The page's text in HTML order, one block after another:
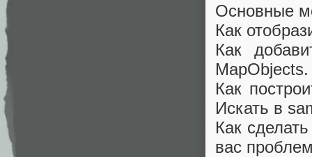
Основные
Как
Как
Как
Искать в
Как
вас